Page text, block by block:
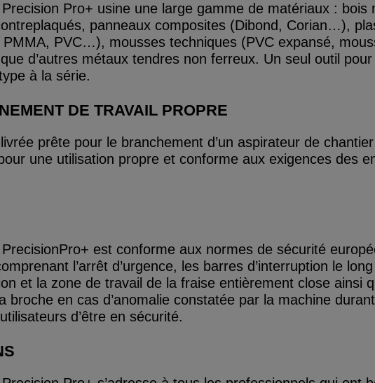
Pro+ usine une large gamme de matériaux : bois
panneaux composites (Dibond, Corian…),
PMMA, PVC…), mousses techniques (PVC expansé,
d’autres métaux tendres non ferreux. Un seul outil
à la série.
DE TRAVAIL PROPRE
prête pour le branchement d’un aspirateur de
une utilisation propre et conforme aux exigences des
est conforme aux normes de sécurité
l’arrêt d’urgence, les barres d’interruption le
et la zone de travail de la fraise entièrement close ainsi
broche en cas d’anomalie constatée par la machine durant
d’être en sécurité.